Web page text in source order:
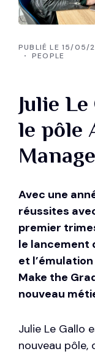
PUBLIÉ LE 15/05/
PEOPLE
Julie
le pôle
Avec une
réussites
premier
le lancement
et
Make the
nouveau
Julie Le Gallo
nouveau pôle,